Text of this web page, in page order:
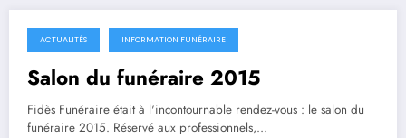
1 décembre 2015
ACTUALITÉS INFORMATION FUNÉRAIRE
Salon du funéraire 2015
Fidès Funéraire était à l'incontournable rendez-vous : le salon du
funéraire 2015. Réservé aux professionnels,…